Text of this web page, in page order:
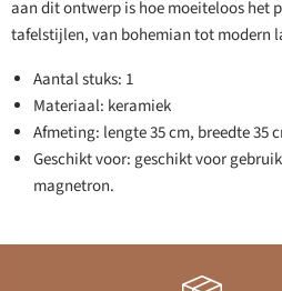
aan dit ontwerp is hoe moeiteloos het
tafelstijlen, van bohemian tot modern
Aantal stuks: 1
Materiaal: keramiek
Afmeting: lengte 35 cm, breedte 35
Geschikt voor: geschikt voor
magnetron.